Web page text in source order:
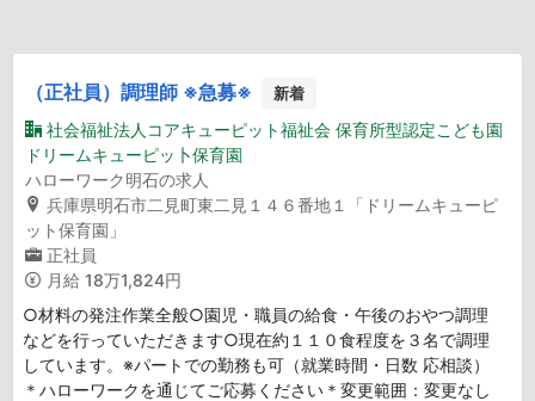
（正社員）調理師 ※急募※ 新着
社会福祉法人コアキューピット福祉会 保育所型認定こども園
ドリームキューピッ卜保育園
ハローワーク明石の求人
兵庫県明石市二見町東二見１４６番地１「ドリームキューピ
ット保育園」
正社員
月給 18万1,824円
○材料の発注作業全般○園児・職員の給食・午後のおやつ調理
などを行っていただきます○現在約１１０食程度を３名で調理
しています。※パートでの勤務も可（就業時間・日数 応相談）
＊ハローワークを通じてご応募ください＊変更範囲：変更なし